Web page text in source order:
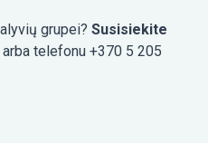
grupei? Susisiekite
arba telefonu +370 5 205